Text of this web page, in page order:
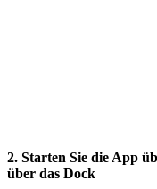
2. Starten Sie die App
über das Dock